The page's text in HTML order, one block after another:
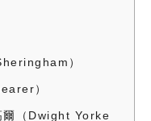
）
）
爾（Dwight Yorke